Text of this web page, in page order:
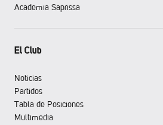
Academia Saprissa
El Club
Noticias
Partidos
Tabla de Posiciones
Multimedia